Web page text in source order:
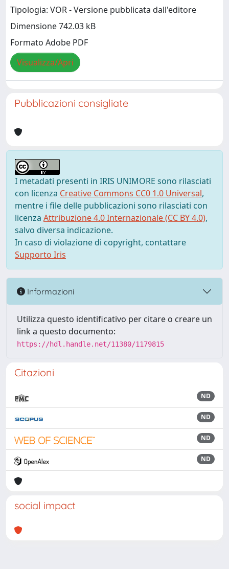
Tipologia: VOR - Versione pubblicata dall'editore
Dimensione 742.03 kB
Formato Adobe PDF
Visualizza/Apri
Pubblicazioni consigliate
I metadati presenti in IRIS UNIMORE sono rilasciati
con licenza Creative Commons CC0 1.0 Universal,
mentre i file delle pubblicazioni sono rilasciati con
licenza Attribuzione 4.0 Internazionale (CC BY 4.0),
salvo diversa indicazione.
In caso di violazione di copyright, contattare
Supporto Iris
Informazioni
Utilizza questo identificativo per citare o creare un
link a questo documento:
https://hdl.handle.net/11380/1179815
Citazioni
ND
ND
ND
ND
social impact